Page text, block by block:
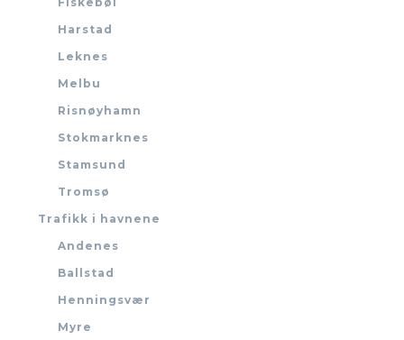
Harstad
Leknes
Melbu
Risnøyhamn
Stokmarknes
Stamsund
Tromsø
Trafikk i havnene
Andenes
Ballstad
Henningsvær
Myre